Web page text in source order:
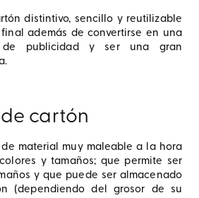
distintivo, sencillo y reutilizable
además de convertirse en una
de publicidad y ser una gran
cartón
material muy maleable a la hora
y tamaños; que permite ser
y que puede ser almacenado
(dependiendo del grosor de su